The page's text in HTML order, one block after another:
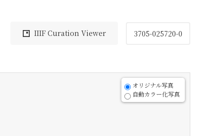
IIIF Curation Viewer 3705-025720-0
オリジナル写真
自動カラー化写真